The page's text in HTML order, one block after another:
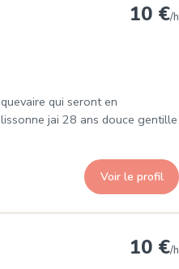
10 €/h
qui seront en
jai 28 ans douce gentille
Voir le profil
10 €/h